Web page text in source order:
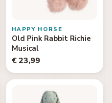
HAPPY HORSE
Old Pink Rabbit Richie
Musical
€ 23,99